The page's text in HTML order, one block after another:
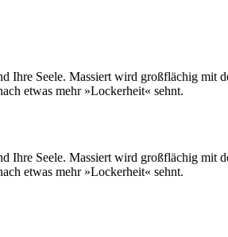
Ihre Seele. Massiert wird großflächig
etwas mehr »Lockerheit« sehnt.
Ihre Seele. Massiert wird großflächig
etwas mehr »Lockerheit« sehnt.